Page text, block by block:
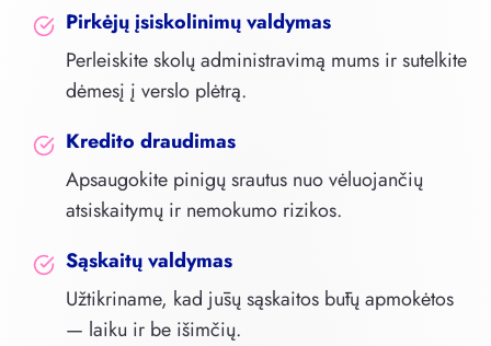
Pirkėjų įsiskolinimų valdymas
Perleiskite skolų administravimą mums ir sutelkite
dėmesį į verslo plėtrą.
Kredito draudimas
Apsaugokite pinigų srautus nuo vėluojančių
atsiskaitymų ir nemokumo rizikos.
Sąskaitų valdymas
Užtikriname, kad jūsų sąskaitos būtų apmokėtos
— laiku ir be išimčių.